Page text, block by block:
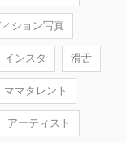
ション写真
インスタ 滑舌
ママタレント
アーティスト